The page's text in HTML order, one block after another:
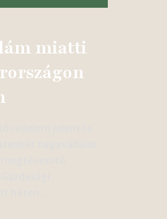
miatti